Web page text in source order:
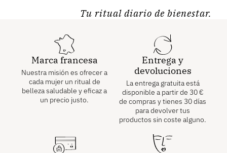
Tu ritual diario de bienestar.
Marca francesa
Nuestra misión es ofrecer a
cada mujer un ritual de
belleza saludable y eficaz a
un precio justo.
Entrega y
devoluciones
La entrega gratuita está
disponible a partir de 30 €
de compras y tienes 30 días
para devolver tus
productos sin coste alguno.